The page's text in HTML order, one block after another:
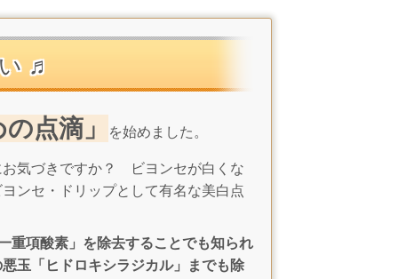
♬
点滴」 を始めました。
気づきですか？ ビヨンセが白くな
ンセ・ドリップとして有名な美白点
重項酸素」を除去することでも知られ
玉「ヒドロキシラジカル」までも除